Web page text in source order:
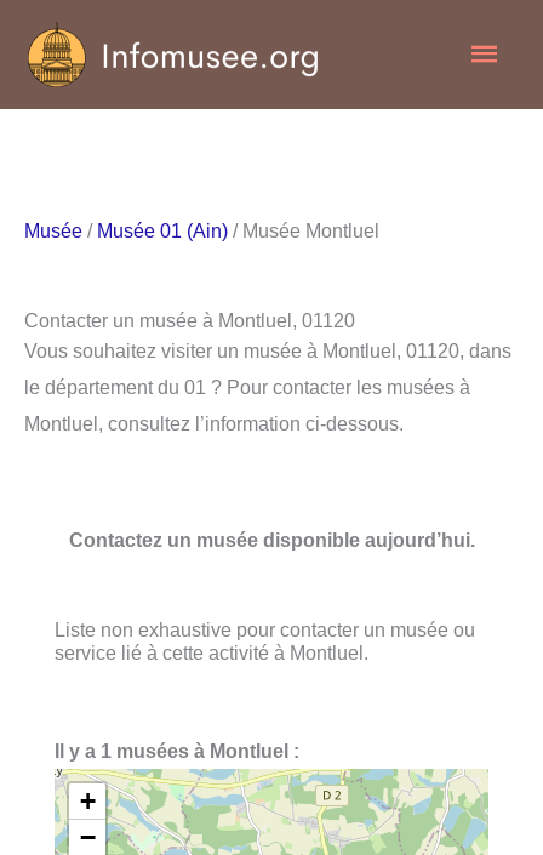
contenu
Musée / Musée 01 (Ain) / Musée Montluel
Contacter un musée à Montluel, 01120
Vous souhaitez visiter un musée à Montluel, 01120, dans
le département du 01 ? Pour contacter les musées à
Montluel, consultez l’information ci-dessous.
Contactez un musée disponible aujourd’hui.
Liste non exhaustive pour contacter un musée ou
service lié à cette activité à Montluel.
Il y a 1 musées à Montluel :
+
−